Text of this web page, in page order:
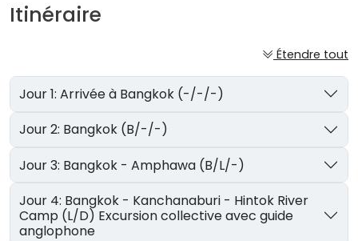
Itinéraire
Étendre tout
Jour 1: Arrivée à Bangkok (-/-/-)
Jour 2: Bangkok (B/-/-)
Jour 3: Bangkok - Amphawa (B/L/-)
Jour 4: Bangkok - Kanchanaburi - Hintok River
Camp (L/D) Excursion collective avec guide
anglophone